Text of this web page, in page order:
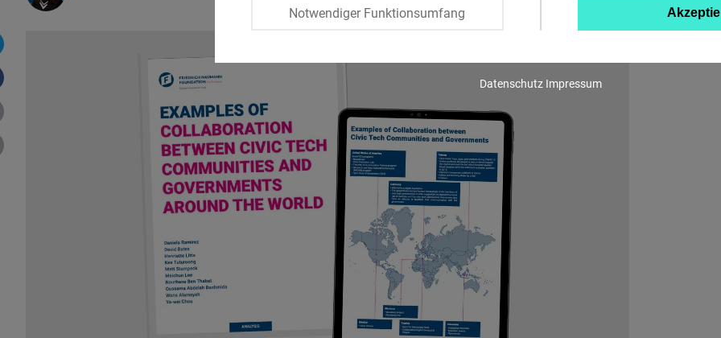
Notwendiger Funktionsumfang
Embed
Instagram
Datenschutz Impressum